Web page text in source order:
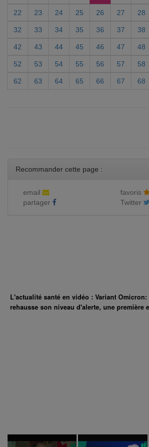
22 23 24 25 26 27 28
32 33 34 35 36 37 38
42 43 44 45 46 47 48
52 53 54 55 56 57 58
62 63 64 65 66 67 68
Recommander cette page :
email
favoris
partager
Twitter
L'actualité santé en vidéo : Variant Omicron:
rehausse son niveau d'alerte, une première